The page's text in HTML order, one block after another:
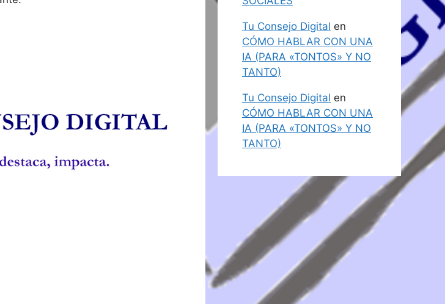
Tu Consejo Digital en
CÓMO HABLAR CON UNA
IA (PARA «TONTOS» Y NO
TANTO)
Tu Consejo Digital en
CÓMO HABLAR CON UNA
IA (PARA «TONTOS» Y NO
TANTO)